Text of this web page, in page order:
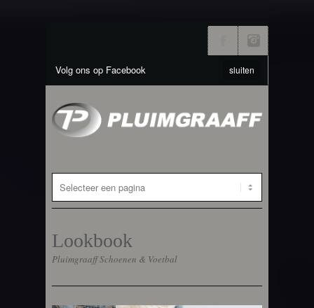
Volg ons op Facebook sluiten
Lookbook
Pluimgraaff Schoenen & Voetbal